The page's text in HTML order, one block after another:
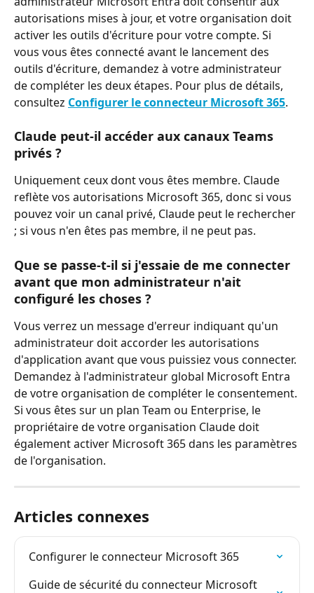
autorisations mises à jour, et votre organisation doit
activer les outils d'écriture pour votre compte. Si
vous vous êtes connecté avant le lancement des
outils d'écriture, demandez à votre administrateur
de compléter les deux étapes. Pour plus de détails,
consultez Configurer le connecteur Microsoft 365.
Claude peut-il accéder aux canaux Teams
privés ?
Uniquement ceux dont vous êtes membre. Claude
reflète vos autorisations Microsoft 365, donc si vous
pouvez voir un canal privé, Claude peut le rechercher
; si vous n'en êtes pas membre, il ne peut pas.
Que se passe-t-il si j'essaie de me connecter
avant que mon administrateur n'ait
configuré les choses ?
Vous verrez un message d'erreur indiquant qu'un
administrateur doit accorder les autorisations
d'application avant que vous puissiez vous connecter.
Demandez à l'administrateur global Microsoft Entra
de votre organisation de compléter le consentement.
Si vous êtes sur un plan Team ou Enterprise, le
propriétaire de votre organisation Claude doit
également activer Microsoft 365 dans les paramètres
de l'organisation.
Articles connexes
Configurer le connecteur Microsoft 365
Guide de sécurité du connecteur Microsoft